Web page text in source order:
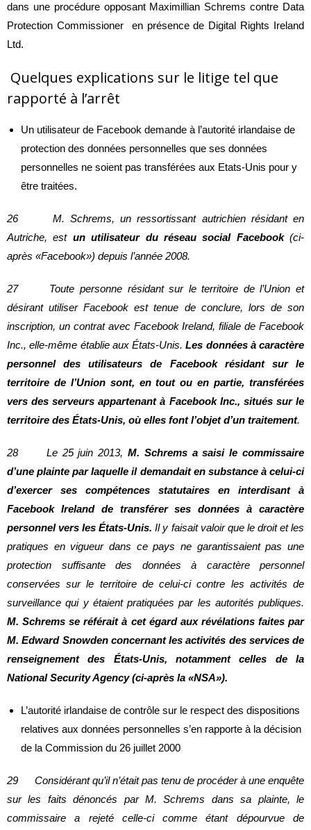
dans une procédure opposant Maximillian Schrems contre Data
Protection Commissioner en présence de Digital Rights Ireland
Ltd.
Quelques explications sur le litige tel que
rapporté à l’arrêt
Un utilisateur de Facebook demande à l’autorité irlandaise de
protection des données personnelles que ses données
personnelles ne soient pas transférées aux Etats-Unis pour y
être traitées.
26 M. Schrems, un ressortissant autrichien résidant en
Autriche, est un utilisateur du réseau social Facebook(ci-
après «Facebook») depuis l’année 2008.
27 Toute personne résidant sur le territoire de l’Union et
désirant utiliser Facebook est tenue de conclure, lors de son
inscription, un contrat avec Facebook Ireland, filiale de Facebook
Inc., elle-même établie aux États-Unis.Les données à caractère
personnel des utilisateurs de Facebook résidant sur le
territoire de l’Union sont, en tout ou en partie, transférées
vers des serveurs appartenant à Facebook Inc., situés sur le
territoire des États-Unis, où elles font l’objet d’un traitement.
28 Le 25 juin 2013, M. Schrems a saisi le commissaire
d’une plainte par laquelle il demandait en substance à celui-ci
d’exercer ses compétences statutaires en interdisant à
Facebook Ireland de transférer ses données à caractère
personnel vers les États-Unis. Il y faisait valoir que le droit et les
pratiques en vigueur dans ce pays ne garantissaient pas une
protection suffisante des données à caractère personnel
conservées sur le territoire de celui-ci contre les activités de
surveillance qui y étaient pratiquées par les autorités publiques.
M. Schrems se référait à cet égard aux révélations faites par
M. Edward Snowden concernant les activités des services de
renseignement des États-Unis, notamment celles de la
National Security Agency (ci-après la «NSA»).
L’autorité irlandaise de contrôle sur le respect des dispositions
relatives aux données personnelles s’en rapporte à la décision
de la Commission du 26 juillet 2000
29 Considérant qu’il n’était pas tenu de procéder à une enquête
sur les faits dénoncés par M. Schrems dans sa plainte, le
commissaire a rejeté celle‑ci comme étant dépourvue de